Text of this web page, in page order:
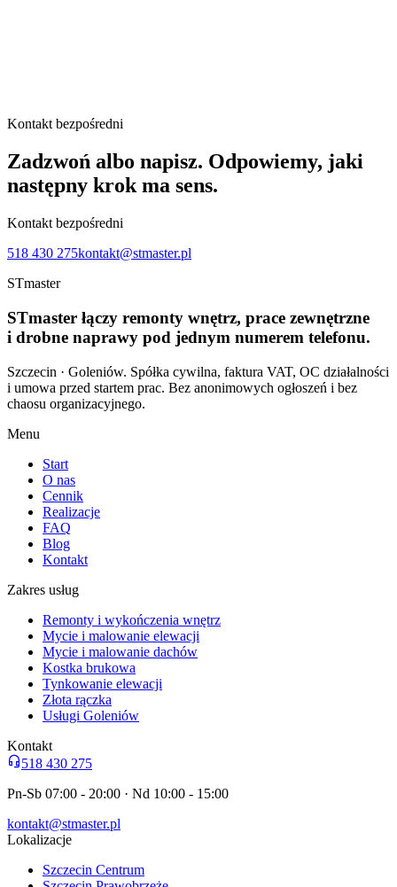
Kontakt bezpośredni
Zadzwoń albo napisz. Odpowiemy, jaki
następny krok ma sens.
Kontakt bezpośredni
518 430 275kontakt@stmaster.pl
STmaster
STmaster łączy remonty wnętrz, prace zewnętrzne
i drobne naprawy pod jednym numerem telefonu.
Szczecin · Goleniów. Spółka cywilna, faktura VAT, OC działalności
i umowa przed startem prac. Bez anonimowych ogłoszeń i bez
chaosu organizacyjnego.
Menu
Start
O nas
Cennik
Realizacje
FAQ
Blog
Kontakt
Zakres usług
Remonty i wykończenia wnętrz
Mycie i malowanie elewacji
Mycie i malowanie dachów
Kostka brukowa
Tynkowanie elewacji
Złota rączka
Usługi Goleniów
Kontakt
518 430 275
Pn-Sb 07:00 - 20:00 · Nd 10:00 - 15:00
kontakt@stmaster.pl
Lokalizacje
Szczecin Centrum